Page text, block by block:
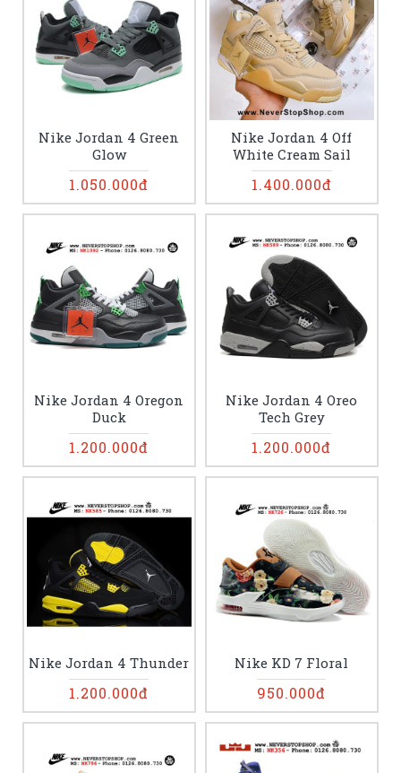
Nike Jordan 4 Green
Glow
1.050.000đ
Nike Jordan 4 Off
White Cream Sail
1.400.000đ
Nike Jordan 4 Oregon
Duck
1.200.000đ
Nike Jordan 4 Oreo
Tech Grey
1.200.000đ
Nike Jordan 4 Thunder
1.200.000đ
Nike KD 7 Floral
950.000đ